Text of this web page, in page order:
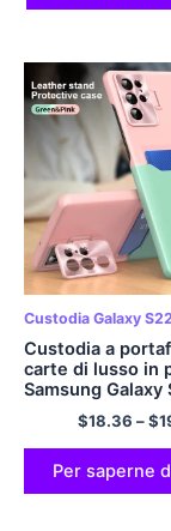
Custodia Galaxy S22
Custodia a
carte di lusso in
Samsung Galaxy
Ultra Plus Nota
Copertura
supporto per
ultra metallico
$18.36 –$
Per saperne